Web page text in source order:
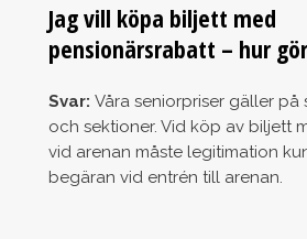
Jag vill köpa biljett med
pensionärsrabatt – hur
Svar: Våra seniorpriser gäller på
och sektioner. Vid köp av biljett
vid arenan måste legitimation
begäran vid entrén till arenan.